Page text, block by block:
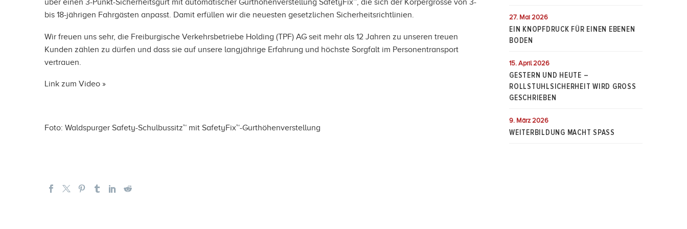
über einen 3-Punkt-Sicherheitsgurt mit automatischer Gurthöhenverstellung SafetyFix™, die sich der Körpergrösse von 3-
bis 18-jährigen Fahrgästen anpasst. Damit erfüllen wir die neuesten gesetzlichen Sicherheitsrichtlinien.
Wir freuen uns sehr, die Freiburgische Verkehrsbetriebe Holding (TPF) AG seit mehr als 12 Jahren zu unseren treuen
Kunden zählen zu dürfen und dass sie auf unsere langjährige Erfahrung und höchste Sorgfalt im Personentransport
vertrauen.
Link zum Video »
Foto: Waldspurger Safety-Schulbussitz™ mit SafetyFix™-Gurthöhenverstellung
27. Mai 2026
EIN KNOPFDRUCK FÜR EINEN EBENEN
BODEN
15. April 2026
GESTERN UND HEUTE –
ROLLSTUHLSICHERHEIT WIRD GROSS
GESCHRIEBEN
9. März 2026
WEITERBILDUNG MACHT SPASS